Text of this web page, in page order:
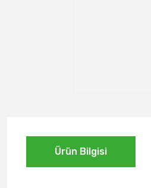
Ürün Bilgisi